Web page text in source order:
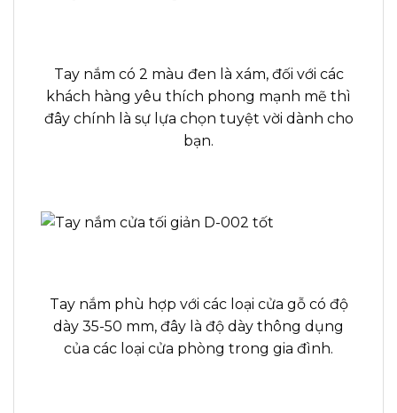
Tay nắm có 2 màu đen là xám, đối với các
khách hàng yêu thích phong mạnh mẽ thì
đây chính là sự lựa chọn tuyệt vời dành cho
bạn.
Tay nắm phù hợp với các loại cửa gỗ có độ
dày 35-50 mm, đây là độ dày thông dụng
của các loại cửa phòng trong gia đình.